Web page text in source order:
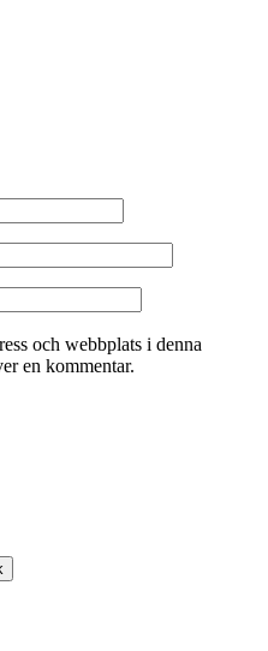
och webbplats i denna
en kommentar.